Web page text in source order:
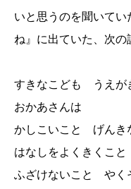
いと思うのを聞いて
ね』に出ていた、次の
すきなこども うえが
おかあさんは
かしこいこと げんき
はなしをよくきくこ
ふざけないこと やく